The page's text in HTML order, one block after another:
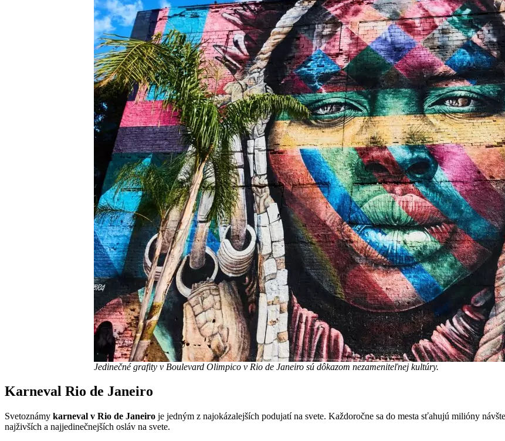
Jedinečné grafity v Boulevard Olimpico v Rio de Janeiro sú dôkazom nezameniteľnej kultúry.
Karneval Rio de Janeiro
Svetoznámy karneval v Rio de Janeiro je jedným z najokázalejších podujatí na svete. Každoročne sa do mesta sťahujú milióny
najživších a najjedinečnejších osláv na svete.